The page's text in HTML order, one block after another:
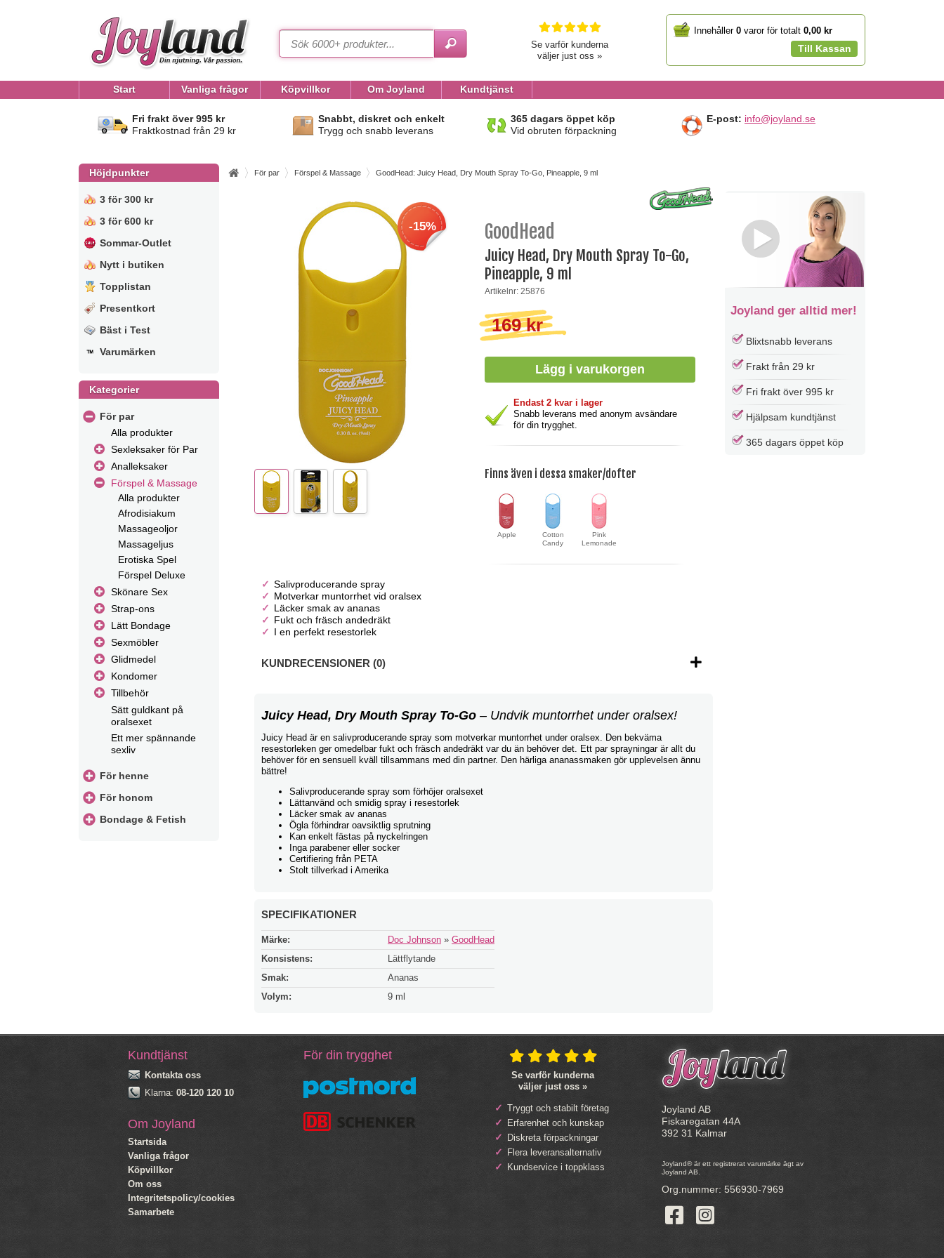
Se varför kunderna
väljer just oss »
YourInnehåller 0 varor för totalt 0,00 kr
Till Kassan
Start Vanliga frågor Köpvillkor Om Joyland Kundtjänst
Fri frakt över 995 kr
Fraktkostnad från 29 kr
Snabbt, diskret och enkelt
Trygg och snabb leverans
365 dagars öppet köp
Vid obruten förpackning
E-post: info@joyland.se
Höjdpunkter
3 för 300 kr
3 för 600 kr
Sommar-Outlet
Nytt i butiken
Topplistan
Presentkort
Bäst i Test
Varumärken
Kategorier
För par
Alla produkter
Sexleksaker för Par
Analleksaker
Förspel & Massage
Alla produkter
Afrodisiakum
Massageoljor
Massageljus
Erotiska Spel
Förspel Deluxe
Skönare Sex
Strap-ons
Lätt Bondage
Sexmöbler
Glidmedel
Kondomer
Tillbehör
Sätt guldkant på
oralsexet
Ett mer spännande
sexliv
För henne
För honom
Bondage & Fetish
För par Förspel & Massage GoodHead: Juicy Head, Dry Mouth Spray To-Go, Pineapple, 9 ml
-15% GoodHead
Juicy Head, Dry Mouth Spray To-Go,
Pineapple, 9 ml
Artikelnr: 25876
169 kr
Endast 2 kvar i lager
Snabb leverans med anonym avsändare
för din trygghet.
Finns även i dessa smaker/dofter
Apple
Cotton
Candy
Pink
Lemonade
Salivproducerande spray
Motverkar muntorrhet vid oralsex
Läcker smak av ananas
Fukt och fräsch andedräkt
I en perfekt resestorlek
KUNDRECENSIONER (0)
Juicy Head, Dry Mouth Spray To-Go – Undvik muntorrhet under oralsex!
Juicy Head är en salivproducerande spray som motverkar muntorrhet under oralsex. Den bekväma
resestorleken ger omedelbar fukt och fräsch andedräkt var du än behöver det. Ett par sprayningar är allt du
behöver för en sensuell kväll tillsammans med din partner. Den härliga ananassmaken gör upplevelsen ännu
bättre!
Salivproducerande spray som förhöjer oralsexet
Lättanvänd och smidig spray i resestorlek
Läcker smak av ananas
Ögla förhindrar oavsiktlig sprutning
Kan enkelt fästas på nyckelringen
Inga parabener eller socker
Certifiering från PETA
Stolt tillverkad i Amerika
SPECIFIKATIONER
Märke: Doc Johnson » GoodHead
Konsistens:
Lättflytande
Smak:
Ananas
Volym:
9 ml
Joyland ger alltid mer!
Blixtsnabb leverans
Frakt från 29 kr
Fri frakt över 995 kr
Hjälpsam kundtjänst
365 dagars öppet köp
Kundtjänst
Kontakta oss
Klarna: 08-120 120 10
Om Joyland
Startsida
Vanliga frågor
Köpvillkor
Om oss
Integritetspolicy/cookies
Samarbete
För din trygghet
Se varför kunderna
väljer just oss »
Tryggt och stabilt företag
Erfarenhet och kunskap
Diskreta förpackningar
Flera leveransalternativ
Kundservice i toppklass
Joyland AB
Fiskaregatan 44A
392 31 Kalmar
Joyland® är ett registrerat varumärke ägt av
Joyland AB.
Org.nummer: 556930-7969